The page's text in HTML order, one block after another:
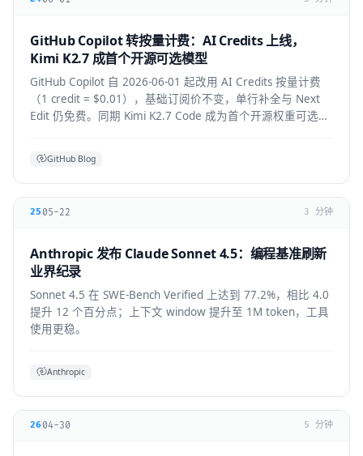
GitHub Copilot 转按量计费：AI Credits 上线，
Kimi K2.7 成首个开源可选模型
GitHub Copilot 自 2026-06-01 起改用 AI Credits 按量计费
（1 credit = $0.01），基础订阅价不变，单行补全与 Next
Edit 仍免费。同期 Kimi K2.7 Code 成为首个开源权重可选模
GitHub Blog
25 05-22 3 分钟
Anthropic 发布 Claude Sonnet 4.5：编程基准刷新
业界纪录
Sonnet 4.5 在 SWE-Bench Verified 上达到 77.2%，相比 4.0
提升 12 个百分点；上下文 window 提升至 1M token，工具
使用更稳。
Anthropic
2604-30 5 分钟